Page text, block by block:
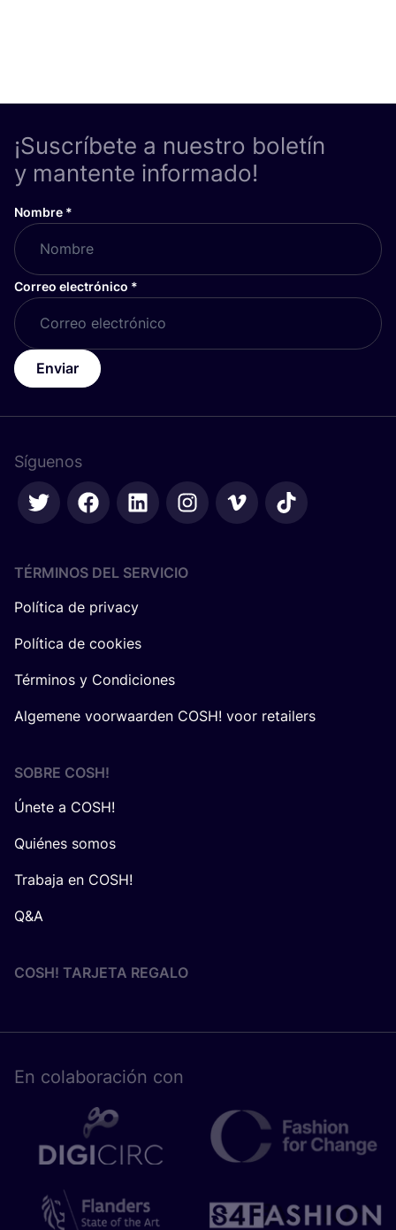
¡Suscríbete a nuestro boletín
y mantente informado!
Nombre *
Correo electrónico *
Enviar
Síguenos
TÉRMINOS DEL SERVICIO
Política de privacy
Política de cookies
Términos y Condiciones
Algemene voorwaarden COSH! voor retailers
SOBRE COSH!
Únete a COSH!
Quiénes somos
Trabaja en COSH!
Q&A
COSH! TARJETA REGALO
En cola­bo­ra­ción con